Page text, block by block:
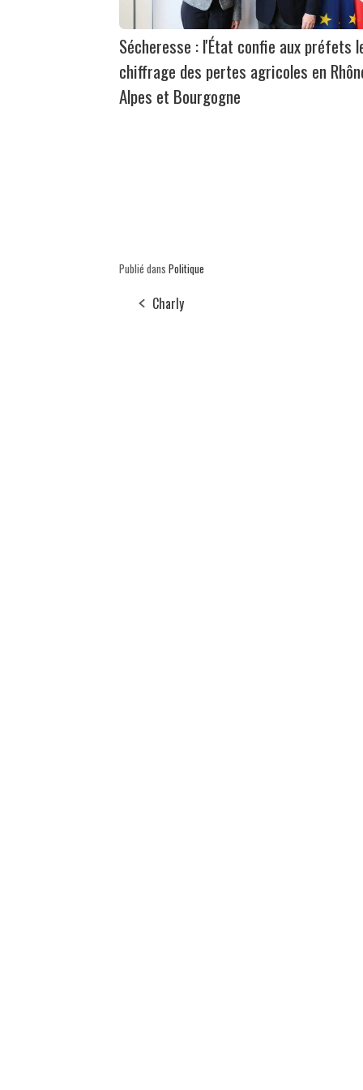
Sécheresse : l'État confie aux préfets
chiffrage des pertes agricoles en
Alpes et Bourgogne
Publié dans Politique
Charly